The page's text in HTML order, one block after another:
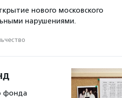
нового московского
нарушениями.
фонда